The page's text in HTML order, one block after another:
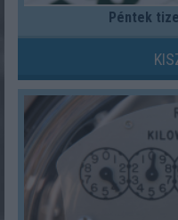
Péntek